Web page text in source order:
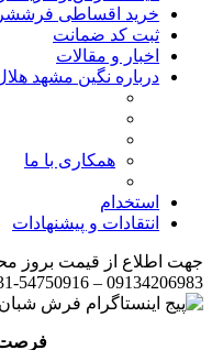
خرید اقساطی فرش
ثبت کد ضمانت
اخبار و مقالات
درباره نگین مشهد
همکاری با ما
استخدام
انتقادات و پیشنهادات
جهت اطلاع از قیمت بروز
09134206983 – 54750916-031 با واحد فروش تماس بگیرید.
فرصت